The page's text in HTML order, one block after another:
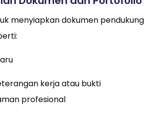
menyiapkan dokumen pendukung
kerja atau bukti
profesional